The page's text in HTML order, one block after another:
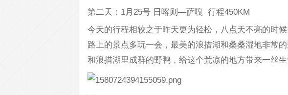
第二天：1月25号 日喀则—萨嘎 行程450KM
今天的行程相较之于昨天更为轻松，八点天不亮的时
路上的景点多玩一会，最美的浪措湖和桑桑湿地非常
和浪措湖里成群的野鸭，给这个荒凉的地方带来一丝生